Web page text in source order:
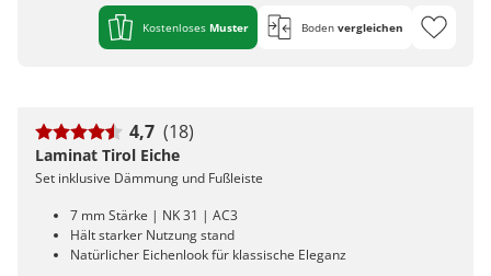
Kostenloses Muster Boden vergleichen
4,7 (18)
Laminat Tirol Eiche
Set inklusive Dämmung und Fußleiste
7 mm Stärke | NK 31 | AC3
Hält starker Nutzung stand
Natürlicher Eichenlook für klassische Eleganz